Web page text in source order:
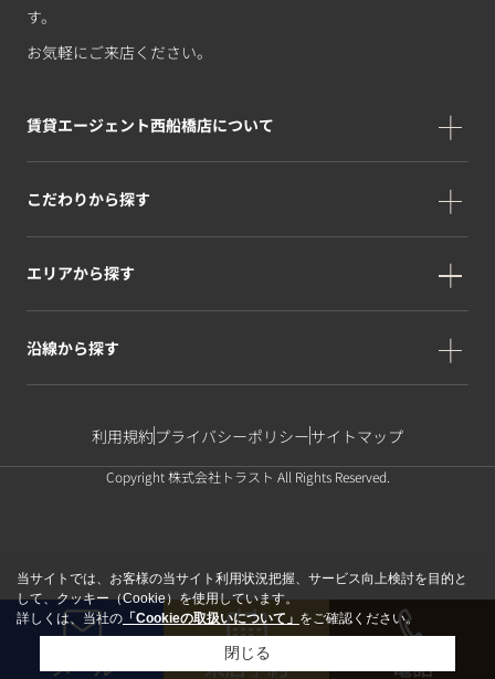
す。
お気軽にご来店ください。
賃貸エージェント西船橋店について
こだわりから探す
エリアから探す
沿線から探す
利用規約プライバシーポリシーサイトマップ
Copyright 株式会社トラスト All Rights Reserved.
当サイトでは、お客様の当サイト利用状況把握、サービス向上検討を目的と
して、クッキー（Cookie）を使用しています。
詳しくは、当社の 「Cookieの取扱いについて」 をご確認ください。
閉じる